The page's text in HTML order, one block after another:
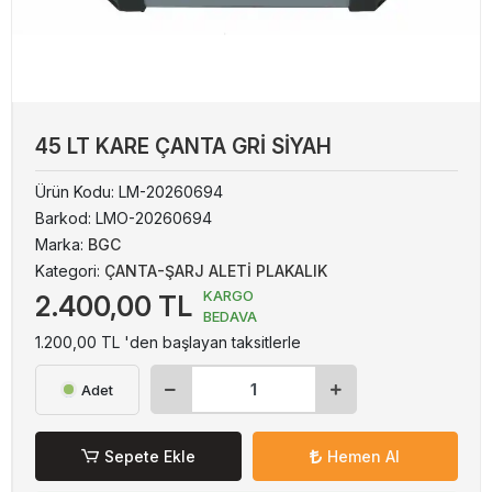
45 LT KARE ÇANTA GRİ SİYAH
Ürün Kodu: LM-20260694
Barkod: LMO-20260694
Marka: BGC
Kategori: ÇANTA-ŞARJ ALETİ PLAKALIK
2.400,00 TL
KARGO
BEDAVA
1.200,00 TL 'den başlayan taksitlerle
Adet
Sepete Ekle Hemen Al